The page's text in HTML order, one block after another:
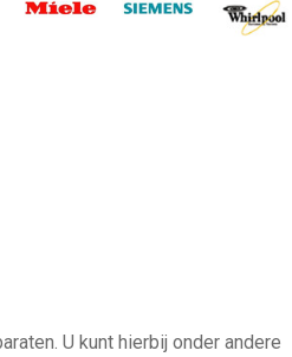
U kunt hierbij onder andere